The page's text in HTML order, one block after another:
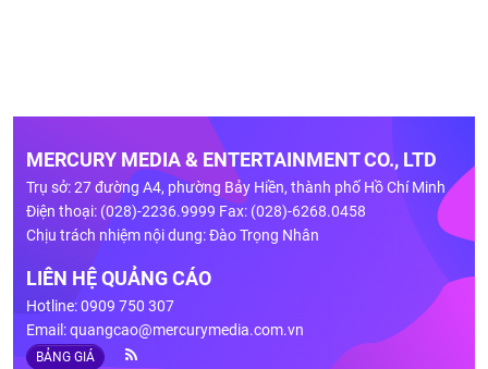
MERCURY MEDIA & ENTERTAINMENT CO., LTD
Trụ sở: 27 đường A4, phường Bảy Hiền, thành phố Hồ Chí Minh
Điện thoại: (028)-2236.9999 Fax: (028)-6268.0458
Chịu trách nhiệm nội dung: Đào Trọng Nhân
LIÊN HỆ QUẢNG CÁO
Hotline: 0909 750 307
Email:quangcao@mercurymedia.com.vn
BẢNG GIÁ